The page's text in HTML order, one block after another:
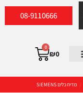
08-9110666
₪0
0
/ מדיח כלים SIEMENS